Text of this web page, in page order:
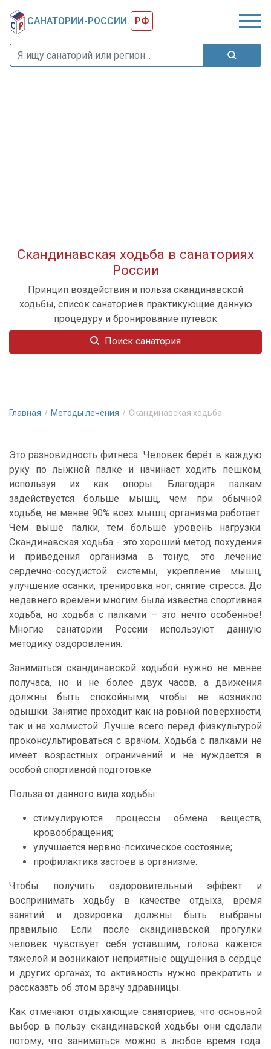
САНАТОРИИ-РОССИИ. РФ
Скандинавская ходьба в санаториях
России
Принцип воздействия и польза скандинавской
ходьбы, список санаториев практикующие данную
процедуру и бронирование путевок
Поиск санатория
Главная Методы лечения Скандинавская ходьба
Это разновидность фитнеса. Человек берёт в каждую
руку по лыжной палке и начинает ходить пешком,
используя их как опоры. Благодаря палкам
задействуется больше мышц, чем при обычной
ходьбе, не менее 90% всех мышц организма работает.
Чем выше палки, тем больше уровень нагрузки.
Скандинавская ходьба - это хороший метод похудения
и приведения организма в тонус, это лечение
сердечно-сосудистой системы, укрепление мышц,
улучшение осанки, тренировка ног, снятие стресса. До
недавнего времени многим была известна спортивная
ходьба, но ходьба с палками – это нечто особенное!
Многие санатории России используют данную
методику оздоровления.
Заниматься скандинавской ходьбой нужно не менее
получаса, но и не более двух часов, а движения
должны быть спокойными, чтобы не возникло
одышки. Занятие проходит как на ровной поверхности,
так и на холмистой. Лучше всего перед физкультурой
проконсультироваться с врачом. Ходьба с палками не
имеет возрастных ограничений и не нуждается в
особой спортивной подготовке.
Польза от данного вида ходьбы:
стимулируются процессы обмена веществ,
кровообращения;
улучшается нервно-психическое состояние;
профилактика застоев в организме.
Чтобы получить оздоровительный эффект и
воспринимать ходьбу в качестве отдыха, время
занятий и дозировка должны быть выбраны
правильно. Если после скандинавской прогулки
человек чувствует себя уставшим, голова кажется
тяжелой и возникают неприятные ощущения в сердце
и других органах, то активность нужно прекратить и
рассказать об этом врачу здравницы.
Как отмечают отдыхающие санаториев, что основной
выбор в пользу скандинавской ходьбы они сделали
потому, что заниматься можно в любое время года.